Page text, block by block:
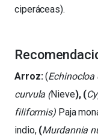
ciperáceas).
Arroz:(Echinocloa
curvula (Nieve), (
filiformis) Paja
indio,(Murdannia